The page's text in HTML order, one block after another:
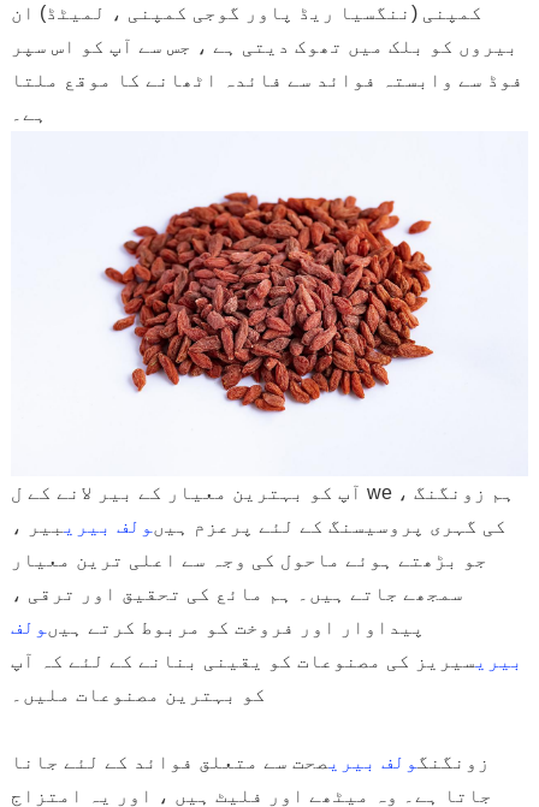
کمپنی (ننگسیا ریڈ پاور گوجی کمپنی ، لمیٹڈ) ان
بیروں کو بلک میں تھوک دیتی ہے ، جس سے آپ کو اس سپر
فوڈ سے وابستہ فوائد سے فائدہ اٹھانے کا موقع ملتا
ہے۔
آپ کو بہترین معیار کے بیر لانے کے ل we ، ہم زونگنگ
کی گہری پروسیسنگ کے لئے پرعزم ہیں ولف بیری بیر ،
جو بڑھتے ہوئے ماحول کی وجہ سے اعلی ترین معیار
سمجھے جاتے ہیں۔ ہم مائع کی تحقیق اور ترقی ،
پیداوار اور فروخت کو مربوط کرتے ہیں ولف
بیری سیریز کی مصنوعات کو یقینی بنانے کے لئے کہ آپ
کو بہترین مصنوعات ملیں۔
زونگنگ ولف بیری صحت سے متعلق فوائد کے لئے جانا
جاتا ہے۔ وہ میٹھے اور فلیٹ ہیں ، اور یہ امتزاج